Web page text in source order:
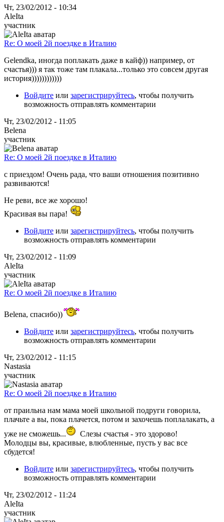
Чт, 23/02/2012 - 10:34
AleIta
участник
Re: О моей 2й поездке в Италию
Gelendka, иногда поплакать даже в кайф)) например, от
счастья))) я так тоже там плакала...только это совсем другая
история))))))))))))
Войдите или зарегистрируйтесь, чтобы получить
возможность отправлять комментарии
Чт, 23/02/2012 - 11:05
Belena
участник
Re: О моей 2й поездке в Италию
с приездом! Очень рада, что ваши отношения позитивно
развиваются!
Не реви, все же хорошо!
Красивая вы пара!
Войдите или зарегистрируйтесь, чтобы получить
возможность отправлять комментарии
Чт, 23/02/2012 - 11:09
AleIta
участник
Re: О моей 2й поездке в Италию
Belena, спасибо))
Войдите или зарегистрируйтесь, чтобы получить
возможность отправлять комментарии
Чт, 23/02/2012 - 11:15
Nastasia
участник
Re: О моей 2й поездке в Италию
от праильна нам мама моей школьной подруги говорила,
плачьте а вы, пока плачется, потом и захочешь поплалакать, а
уже не сможешь...
Слезы счастья - это здорово!
Молодцы вы, красивые, влюбленные, пусть у вас все
сбудется!
Войдите или зарегистрируйтесь, чтобы получить
возможность отправлять комментарии
Чт, 23/02/2012 - 11:24
AleIta
участник